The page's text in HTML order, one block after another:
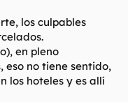
los culpables
en pleno
eso no tiene sentido,
los hoteles y es allí